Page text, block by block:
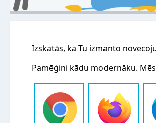
Izskatās, ka Tu izmanto
Pamēģini kādu modernāku.